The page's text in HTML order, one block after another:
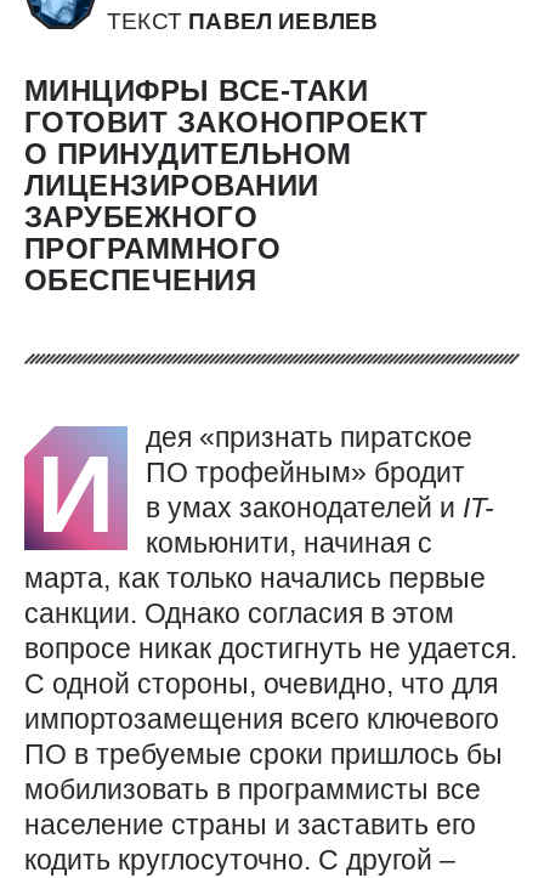
ТЕКСТ ПАВЕЛ ИЕВЛЕВ
МИНЦИФРЫ ВСЕ-ТАКИ
ГОТОВИТ ЗАКОНОПРОЕКТ
О ПРИНУДИТЕЛЬНОМ
ЛИЦЕНЗИРОВАНИИ
ЗАРУБЕЖНОГО
ПРОГРАММНОГО
ОБЕСПЕЧЕНИЯ
И
дея «признать пиратское
ПО трофейным» бродит
в умах законодателей и IT-
комьюнити, начиная с
марта, как только начались первые
санкции. Однако согласия в этом
вопросе никак достигнуть не удается.
С одной стороны, очевидно, что для
импортозамещения всего ключевого
ПО в требуемые сроки пришлось бы
мобилизовать в программисты все
население страны и заставить его
кодить круглосуточно. С другой –